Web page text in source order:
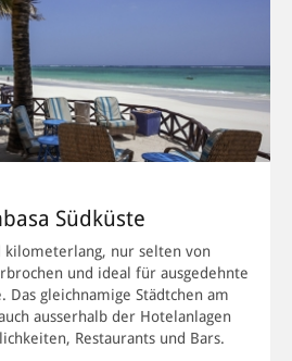
Mombasas Innenstadt, vom
der neuen Zugstrecke nach
lange Küstenabschnitt, der
so bekannt gemacht hat.
die Traumstrände des
Bamburi Beach mit dem
der Severin Sea Lodge und
das Serena Beach Resort & Spa
liegt der Ort Malindi. Durch
Küstendorf einst als Ziel für
mit dem Diamonds Dream of
des Landes. Das Luxus-Resort
fügt sich hervorragend in das
strahlend weissem Sandstrand
Südküste
kilometerlang, nur selten von
und ideal für ausgedehnte
Das gleichnamige Städtchen am
ausserhalb der Hotelanlagen
Restaurants und Bars.